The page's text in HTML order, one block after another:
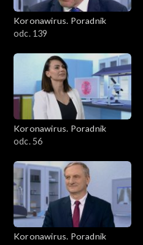
Koronawirus. Poradnik
odc. 139
Koronawirus. Poradnik
odc. 56
Koronawirus. Poradnik